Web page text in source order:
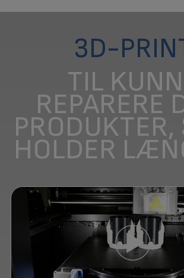
3D-
TIL
REPARERE
PRODUKTER,
HOLDER